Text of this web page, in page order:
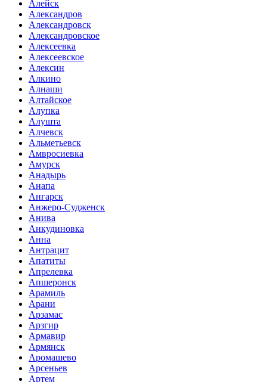
Алейск
Александров
Александровск
Александровское
Алексеевка
Алексеевское
Алексин
Алкино
Алнаши
Алтайское
Алупка
Алушта
Алчевск
Альметьевск
Амвросиевка
Амурск
Анадырь
Анапа
Ангарск
Анжеро-Судженск
Анива
Анкудиновка
Анна
Антрацит
Апатиты
Апрелевка
Апшеронск
Арамиль
Арани
Арзамас
Арзгир
Армавир
Армянск
Аромашево
Арсеньев
Артем